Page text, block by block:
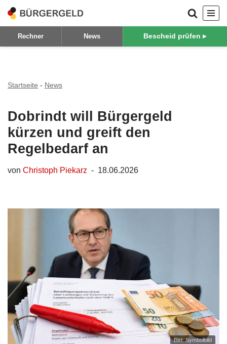
Zum
Inhalt
Rechner News Bescheid prüfen ▸
Startseite - News
Dobrindt will Bürgergeld
kürzen und greift den
Regelbedarf an
von Christoph Piekarz 18.06.2026
Bild: Symbolbild